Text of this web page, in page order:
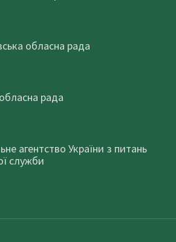
обласна рада
рада
агентство України з питань
служби